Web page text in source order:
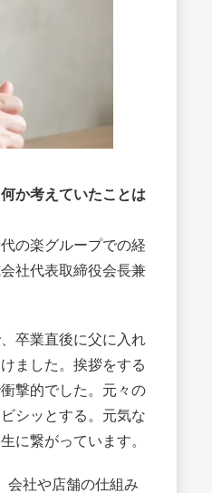
か考えていたことは
の楽グループでの経
社代表取締役会長兼
卒業直後に父に入れ
ました。挨拶をする
撃的でした。元々の
シッとする。元気な
に繋がっています。
会社や店舗の仕組み